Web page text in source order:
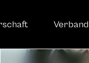
Verband